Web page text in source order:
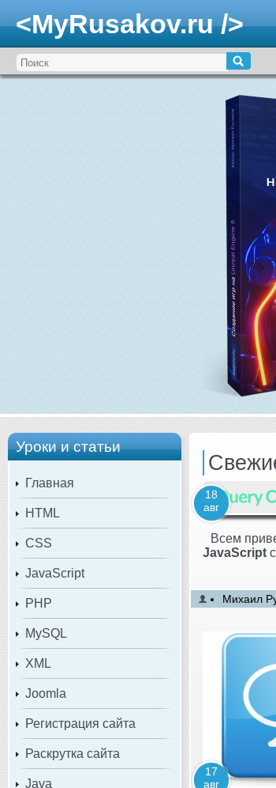
<MyRusakov.ru />
Уроки и статьи
Главная
HTML
CSS
JavaScript
PHP
MySQL
XML
Joomla
Регистрация сайта
Раскрутка сайта
Java
18
авг
Всем
JavaScript
Михаил
17
авг